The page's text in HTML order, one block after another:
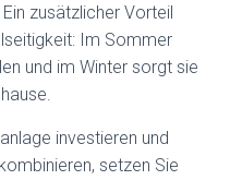
zusätzlicher Vorteil
Im Sommer
und im Winter sorgt sie
investieren und
setzen Sie